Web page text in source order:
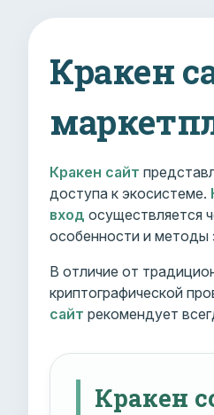
Кракен
Кракен сайт
доступа к экосистеме.
вход осуществляется
особенности и методы
В отличие от
криптографической
сайт рекомендует
Кракен